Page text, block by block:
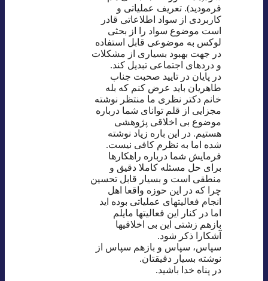
فرمودید). تعریف عملیاتی و
کاربردی از سواد اطلاعاتی قادر
است موضوع سواد را از بحثی
لوکس به موضوعی قابل استفاده
در جهت بهبود بسیاری از مشکلات
و دردهای اجتماعی تبدیل کند.
در پایان در تایید صحبت جناب
طاهریان باید عرض کنم که بله
خانم دکتر نظری ما منتظر نوشته
مجزایی از قلم توانای شما درباره
موضوع بی اخلاقی پژوهشی
هستیم. در این باره زیاد نوشته
شده اما به نظرم کافی نیست.
فرمایش شما درباره راهکارها
برای حل مسئله کاملا دقیق و
منطقی است و بسیار قابل تحسین
چرا که در این حوزه واقعا اهل
انجام فعالیتهای عملیاتی بوده اید
اما در کنار این فعالیتها مایلم
بازهم زشتی این بی اخلاقیها
آشکارا ذکر شود.
سپاس، سپاس و بازهم سپاس از
نوشته بسیار دقیقتان.
در پناه خدا باشید.